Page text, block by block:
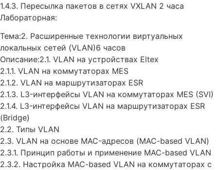
1.4.3. Пересылка пакетов в сетях VXLAN 2 часа
Лабораторная:
Тема:2. Расширенные технологии виртуальных
локальных сетей (VLAN)6 часов
Описание:2.1. VLAN на устройствах Eltex
2.1.1. VLAN на коммутаторах MES
2.1.2. VLAN на маршрутизаторах ESR
2.1.3. L3-интерфейсы VLAN на коммутаторах MES (SVI)
2.1.4. L3-интерфейсы VLAN на маршрутизаторах ESR
(Bridge)
2.2. Типы VLAN
2.3. VLAN на основе MAC-адресов (MAC-based VLAN)
2.3.1. Принцип работы и применение MAC-based VLAN
2.3.2. Настройка MAC-based VLAN на коммутаторах c